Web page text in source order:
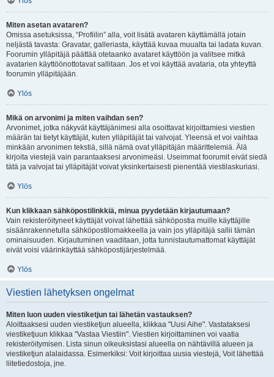
Miten asetan avataren?
Omissa asetuksissa, “Profiilin” alla, voit lisätä avataren käyttämällä jotain
neljästä tavasta: Gravatar, galleriasta, käyttää kuvaa muualta tai ladata kuvan.
Foorumin ylläpitäjä päättää otetaanko avataret käyttöön ja valitsee mitkä
avatarien käyttöönottotavat sallitaan. Jos et voi käyttää avataria, ota yhteyttä
foorumin ylläpitäjään.
Ylös
Mikä on arvonimi ja miten vaihdan sen?
Arvonimet, jotka näkyvät käyttäjänimesi alla osoittavat kirjoittamiesi viestien
määrän tai tietyt käyttäjät, kuten ylläpitäjät tai valvojat. Yleensä et voi vaihtaa
minkään arvonimen tekstiä, sillä nämä ovat ylläpitäjän määrittelemiä. Älä
kirjoita viestejä vain parantaaksesi arvonimeäsi. Useimmat foorumit eivät siedä
tätä ja valvojat tai ylläpitäjät voivat yksinkertaisesti pienentää viestilaskuriasi.
Ylös
Kun klikkaan sähköpostilinkkiä, minua pyydetään kirjautumaan?
Vain rekisteröityneet käyttäjät voivat lähettää sähköpostia muille käyttäjille
sisäänrakennetulla sähköpostilomakkeella ja vain jos ylläpitäjä sallii tämän
ominaisuuden. Kirjautuminen vaaditaan, jotta tunnistautumattomat käyttäjät
eivät voisi väärinkäyttää sähköpostijärjestelmää.
Ylös
Viestien lähetyksen ongelmat
Miten luon uuden viestiketjun tai lähetän vastauksen?
Aloittaaksesi uuden viestiketjun alueella, klikkaa "Uusi Aihe". Vastataksesi
viestiketjuun klikkaa "Vastaa Viestiin". Viestien kirjoittaminen voi vaatia
rekisteröitymisen. Lista sinun oikeuksistasi alueella on nähtävillä alueen ja
viestiketjun alalaidassa. Esimerkiksi: Voit kirjoittaa uusia viestejä, Voit lähettää
liitetiedostoja, jne.